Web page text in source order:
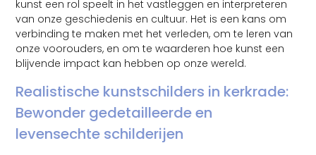
kunst een rol speelt in het vastleggen en interpreteren
van onze geschiedenis en cultuur. Het is een kans om
verbinding te maken met het verleden, om te leren van
onze voorouders, en om te waarderen hoe kunst een
blijvende impact kan hebben op onze wereld.
Realistische kunstschilders in kerkrade:
Bewonder gedetailleerde en
levensechte schilderijen